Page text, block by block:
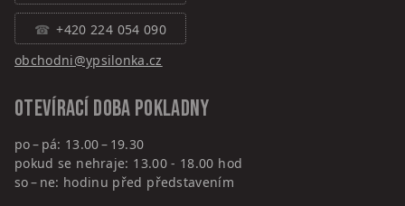
+420 224 054 090
obchodni@ypsilonka.cz
Otevírací doba pokladny
po – pá: 13.00 – 19.30
pokud se nehraje: 13.00 - 18.00 hod
so – ne: hodinu před představením